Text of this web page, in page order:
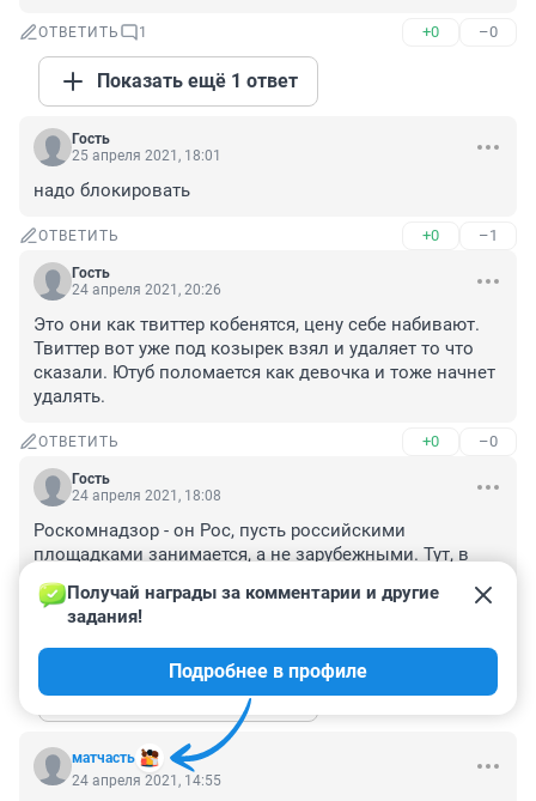
ОТВЕТИТЬ 1 +0 –0
Показать ещё 1 ответ
Гость
25 апреля 2021, 18:01
надо блокировать
ОТВЕТИТЬ +0 –1
Гость
24 апреля 2021, 20:26
Это они как твиттер кобенятся, цену себе набивают.
Твиттер вот уже под козырек взял и удаляет то что
сказали. Ютуб поломается как девочка и тоже начнет
удалять.
ОТВЕТИТЬ +0 –0
Гость
24 апреля 2021, 18:08
Роскомнадзор - он Рос, пусть российскими
площадками занимается, а не зарубежными. Тут, в
России, дел хватает ! Вот опять группы негодяев
стали Сталина проталкивать как героя. и так далее
ОТВЕТИТЬ 1 +0 –1
Показать ещё 1 ответ
матчасть
Получай награды за комментарии и другие
задания!
Подробнее в профиле
24 апреля 2021, 14:55